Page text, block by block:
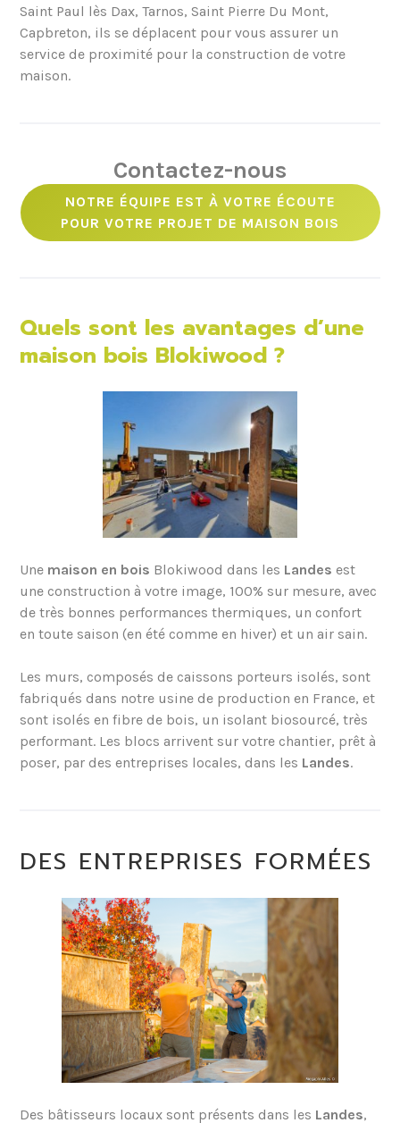
Saint Paul lès Dax, Tarnos, Saint Pierre Du Mont,
Capbreton, ils se déplacent pour vous assurer un
service de proximité pour la construction de votre
maison.
Contactez-nous
NOTRE ÉQUIPE EST À VOTRE ÉCOUTE
POUR VOTRE PROJET DE MAISON BOIS
Quels sont les avantages d’une
maison bois Blokiwood ?
Une maison en bois Blokiwood dans les Landes est
une construction à votre image, 100% sur mesure, avec
de très bonnes performances thermiques, un confort
en toute saison (en été comme en hiver) et un air sain.
Les murs, composés de caissons porteurs isolés, sont
fabriqués dans notre usine de production en France, et
sont isolés en fibre de bois, un isolant biosourcé, très
performant. Les blocs arrivent sur votre chantier, prêt à
poser, par des entreprises locales, dans les Landes.
DES ENTREPRISES FORMÉES
Des bâtisseurs locaux sont présents dans les Landes,